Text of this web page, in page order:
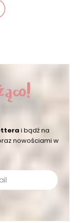
i bądź na
nowościami w